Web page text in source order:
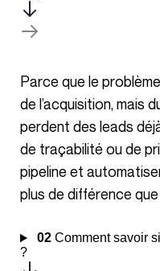
Parce que le problème n’est souvent pas au niveau
de l’acquisition, mais
perdent des leads
de traçabilité ou de
pipeline et
plus de différence
02Comment savoir
?